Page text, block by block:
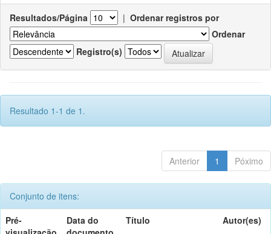
Resultados/Página | Ordenar registros por
Ordenar
Registro(s)
Resultado 1-1 de 1.
Anterior 1 Póximo
Conjunto de itens:
Pré-
Data do
Título Autor(es)